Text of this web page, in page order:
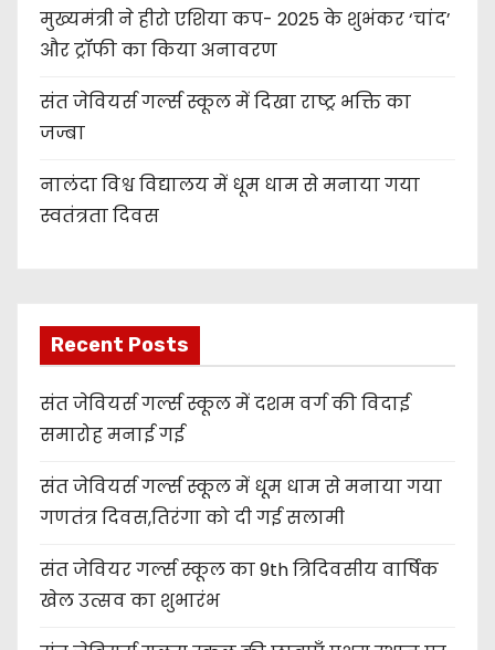
मुख्यमंत्री ने हीरो एशिया कप- 2025 के शुभंकर ‘चांद’
और ट्रॉफी का किया अनावरण
संत जेवियर्स गर्ल्स स्कूल में दिखा राष्ट्र भक्ति का
जज्बा
नालंदा विश्व विद्यालय में धूम धाम से मनाया गया
स्वतंत्रता दिवस
Recent Posts
संत जेवियर्स गर्ल्स स्कूल में दशम वर्ग की विदाई
समारोह मनाई गई
संत जेवियर्स गर्ल्स स्कूल में धूम धाम से मनाया गया
गणतंत्र दिवस,तिरंगा को दी गई सलामी
संत जेवियर गर्ल्स स्कूल का 9th त्रिदिवसीय वार्षिक
खेल उत्सव का शुभारंभ